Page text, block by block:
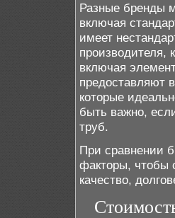
Разные бренды
включая
имеет
производителя,
включая
предоставляют
которые
быть важно,
труб.
При сравнении
факторы, чтобы
качество,